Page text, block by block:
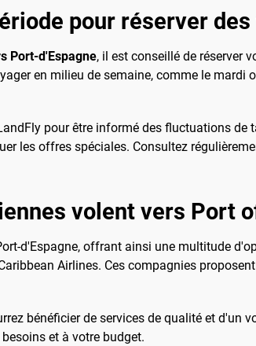
pour réserver
Port-d'Espagne, il est conseillé de réserver
en milieu de semaine, comme le
pour être informé des fluctuations
les offres spéciales. Consultez
volent vers Port
d'Espagne, offrant ainsi une multitude
Airlines. Ces compagnies
bénéficier de services de qualité et d'un
et à votre budget.